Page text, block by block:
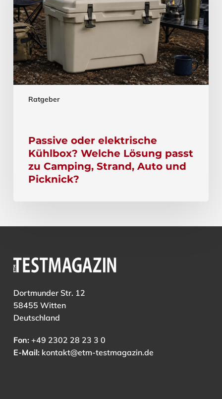
Ratgeber
Passive oder elektrische
Kühlbox? Welche Lösung passt
zu Camping, Strand, Auto und
Picknick?
Dortmunder Str. 12
58455 Witten
Deutschland
Fon:+49 2302 28 23 3 0
E-Mail: kontakt@etm-testmagazin.de